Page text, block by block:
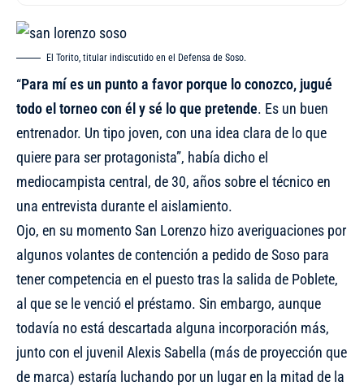
El Torito, titular indiscutido en el Defensa de Soso.
“Para mí es un punto a favor porque lo conozco, jugué
todo el torneo con él y sé lo que pretende. Es un buen
entrenador. Un tipo joven, con una idea clara de lo que
quiere para ser protagonista”, había dicho el
mediocampista central, de 30, años sobre el técnicoen
una entrevista durante el aislamiento.
Ojo, en su momentoSan Lorenzo hizo averiguaciones por
algunos volantes de contención a pedido de Soso para
tener competencia en el puesto tras la salida de Poblete,
al que se le venció el préstamo. Sin embargo, aunque
todavía no está descartada alguna incorporación más,
junto con el juvenil Alexis Sabella (más de proyección que
de marca) estaría luchando por un lugar en la mitad de la